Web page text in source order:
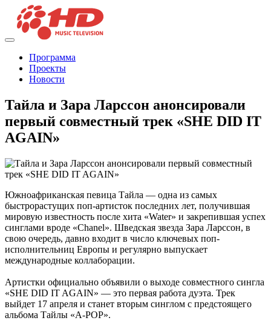
Программа
Проекты
Новости
Тайла и Зара Ларссон анонсировали
первый совместный трек «SHE DID IT
AGAIN»
Южноафриканская певица Тайла — одна из самых
быстрорастущих поп-артисток последних лет, получившая
мировую известность после хита «Water» и закрепившая успех
синглами вроде «Chanel». Шведская звезда Зара Ларссон, в
свою очередь, давно входит в число ключевых поп-
исполнительниц Европы и регулярно выпускает
международные коллаборации.
Артистки официально объявили о выходе совместного сингла
«SHE DID IT AGAIN» — это первая работа дуэта. Трек
выйдет 17 апреля и станет вторым синглом с предстоящего
альбома Тайлы «A-POP».